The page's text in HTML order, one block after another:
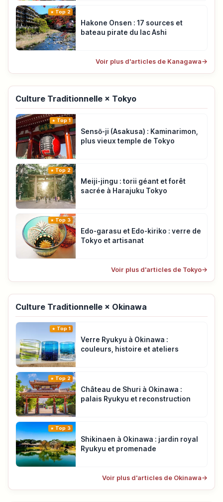
Top 2
Hakone Onsen : 17 sources et
bateau pirate du lac Ashi
Voir plus d'articles de Kanagawa→
Culture Traditionnelle × Tokyo
Top 1
Sensō-ji (Asakusa) : Kaminarimon,
plus vieux temple de Tokyo
Top 2
Meiji-jingu : torii géant et forêt
sacrée à Harajuku Tokyo
Top 3
Edo-garasu et Edo-kiriko : verre de
Tokyo et artisanat
Voir plus d'articles de Tokyo→
Culture Traditionnelle × Okinawa
Top 1
Verre Ryukyu à Okinawa :
couleurs, histoire et ateliers
Top 2
Château de Shuri à Okinawa :
palais Ryukyu et reconstruction
Top 3
Shikinaen à Okinawa : jardin royal
Ryukyu et promenade
Voir plus d'articles de Okinawa→